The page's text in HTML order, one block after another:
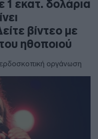
εκατ. δολάρια
βίντεο με
ηθοποιού
οργάνωση